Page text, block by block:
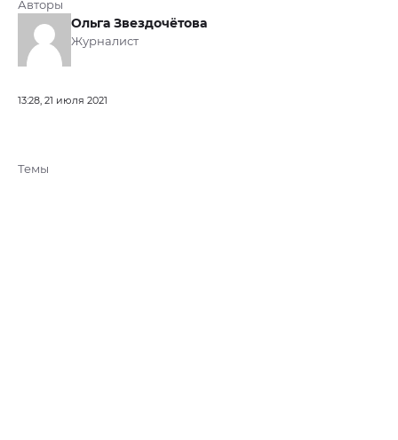
Авторы
Ольга Звездочётова
Журналист
13:28, 21 июля 2021
Темы